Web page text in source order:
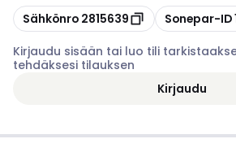
Kopioi
Sähkönro 2815639 Kopioi
Sonepar-ID
Kirjaudu sisään tai luo tili
tehdäksesi tilauksen
Kirjaudu